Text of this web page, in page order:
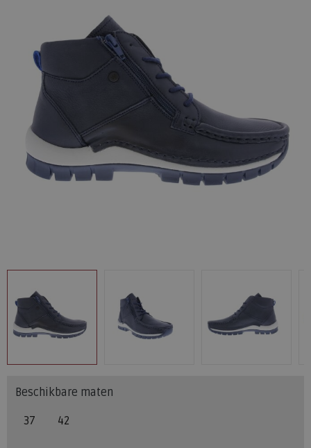
Beschikbare maten
37 42